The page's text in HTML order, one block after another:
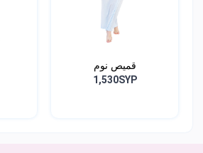
قميص نوم
1,530SYP